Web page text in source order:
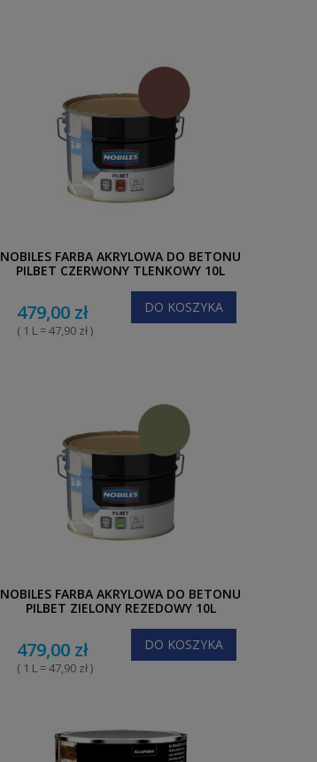
NOBILES FARBA AKRYLOWA DO BETONU
PILBET CZERWONY TLENKOWY 10L
479,00 zł
( 1 L = 47,90 zł )
DO KOSZYKA
NOBILES FARBA AKRYLOWA DO BETONU
PILBET ZIELONY REZEDOWY 10L
479,00 zł
( 1 L = 47,90 zł )
DO KOSZYKA